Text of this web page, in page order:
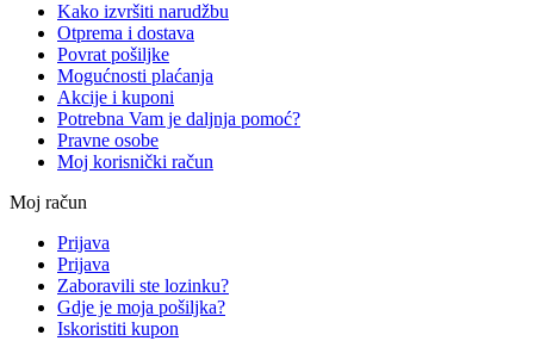
Kako izvršiti narudžbu
Otprema i dostava
Povrat pošiljke
Mogućnosti plaćanja
Akcije i kuponi
Potrebna Vam je daljnja pomoć?
Pravne osobe
Moj korisnički račun
Moj račun
Prijava
Prijava
Zaboravili ste lozinku?
Gdje je moja pošiljka?
Iskoristiti kupon